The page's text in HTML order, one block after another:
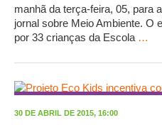
manhã da terça-feira, 05, para
jornal sobre Meio Ambiente. O
por 33 crianças da Escola …
30 DE ABRIL DE 2015, 16:00